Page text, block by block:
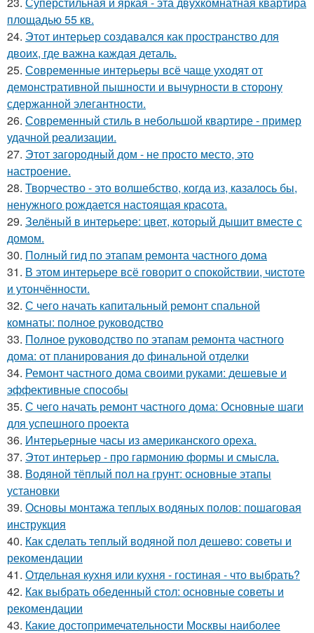
площадью 55 кв.
24. Этот интерьер создавался как пространство для
двоих, где важна каждая деталь.
25. Современные интерьеры всё чаще уходят от
демонстративной пышности и вычурности в сторону
сдержанной элегантности.
26. Современный стиль в небольшой квартире - пример
удачной реализации.
27. Этот загородный дом - не просто место, это
настроение.
28. Творчество - это волшебство, когда из, казалось бы,
ненужного рождается настоящая красота.
29. Зелёный в интерьере: цвет, который дышит вместе с
домом.
30. Полный гид по этапам ремонта частного дома
31. В этом интерьере всё говорит о спокойствии, чистоте
и утончённости.
32. С чего начать капитальный ремонт спальной
комнаты: полное руководство
33. Полное руководство по этапам ремонта частного
дома: от планирования до финальной отделки
34. Ремонт частного дома своими руками: дешевые и
эффективные способы
35. С чего начать ремонт частного дома: Основные шаги
для успешного проекта
36. Интерьерные часы из американского ореха.
37. Этот интерьер - про гармонию формы и смысла.
38. Водяной тёплый пол на грунт: основные этапы
установки
39. Основы монтажа теплых водяных полов: пошаговая
инструкция
40. Как сделать теплый водяной пол дешево: советы и
рекомендации
41. Отдельная кухня или кухня - гостиная - что выбрать?
42. Как выбрать обеденный стол: основные советы и
рекомендации
43. Какие достопримечательности Москвы наиболее